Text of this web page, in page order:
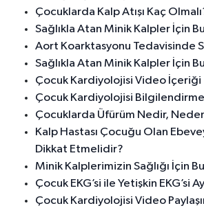
Çocuklarda Kalp Atışı Kaç
Sağlıkla Atan Minik Kalpler İçin
Aort Koarktasyonu Tedavisinde
Sağlıkla Atan Minik Kalpler İçin
Çocuk Kardiyolojisi Video İçeriği
Çocuk Kardiyolojisi
Çocuklarda Üfürüm Nedir,
Kalp Hastası Çocuğu Olan
Dikkat Etmelidir?
Minik Kalplerimizin Sağlığı İçin
Çocuk EKG’si ile Yetişkin EKG’si
Çocuk Kardiyolojisi Video